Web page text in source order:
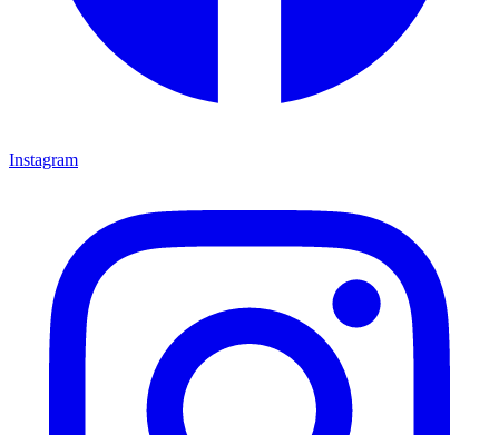
Instagram